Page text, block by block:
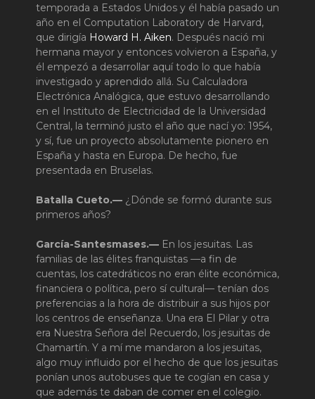
temporada a Estados Unidos y él había pasado un
año en el Computation Laboratory de Harvard,
que dirigía Howard H. Aiken. Después nació mi
hermana mayor y entonces volvieron a España, y
él empezó a desarrollar aquí todo lo que había
investigado y aprendido allá. Su Calculadora
Electrónica Analógica, que estuvo desarrollando
en el Instituto de Electricidad de la Universidad
Central, la terminó justo el año que nací yo: 1954,
y sí, fue un proyecto absolutamente pionero en
España y hasta en Europa. De hecho, fue
presentada en Bruselas.
Batalla Cueto.— ¿Dónde se formó durante sus
primeros años?
García-Santesmases.— En los jesuitas. Las
familias de las élites franquistas —a fin de
cuentas, los catedráticos no eran élite económica,
financiera o política, pero sí cultural— tenían dos
preferencias a la hora de distribuir a sus hijos por
los centros de enseñanza. Una era El Pilar y otra
era Nuestra Señora del Recuerdo, los jesuitas de
Chamartín. Y a mí me mandaron a los jesuitas,
algo muy influido por el hecho de que los jesuitas
ponían unos autobuses que te cogían en casa y
que además te daban de comer en el colegio.